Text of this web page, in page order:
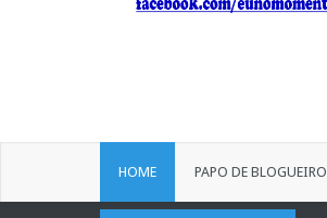
HOME PAPO DE BLOGUEIRO